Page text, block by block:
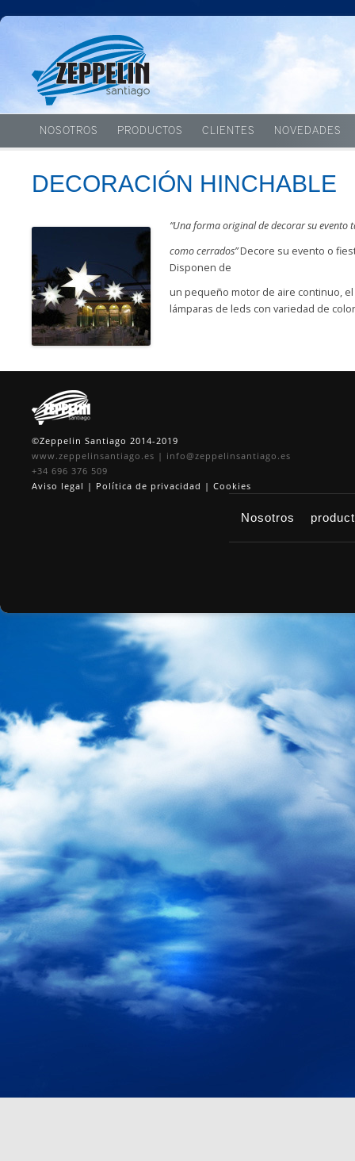
NOSOTROS PRODUCTOS CLIENTES NOVEDADES
DECORACIÓN HINCHABLE
“Una forma original de decorar su evento
como cerrados”Decore su evento o
Disponen de
un pequeño motor de aire continuo,
lámparas de leds con variedad de
©Zeppelin Santiago 2014-2019
www.zeppelinsantiago.es | info@zeppelinsantiago.es
+34 696 376 509
Aviso legal | Política de privacidad | Cookies
Nosotros